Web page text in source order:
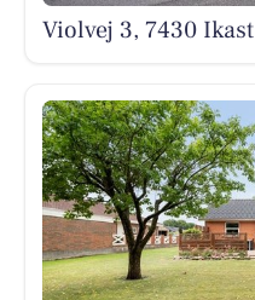
Violvej 3, 7430 Ikast